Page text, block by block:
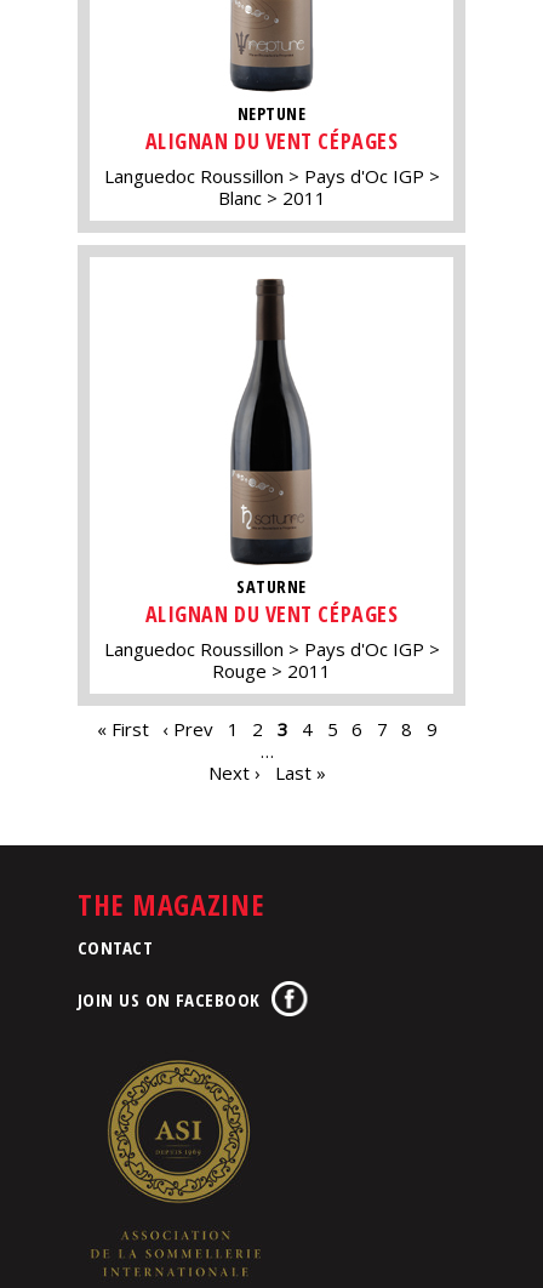
NEPTUNE
ALIGNAN DU VENT CÉPAGES
Languedoc Roussillon
Pays d'Oc IGP
Blanc
2011
SATURNE
ALIGNAN DU VENT CÉPAGES
Languedoc Roussillon
Pays d'Oc IGP
Rouge
2011
PAGES
« First ‹ Prev 1 2 3 4 5 6 7 8
9
…
Next ›
Last »
THE MAGAZINE
CONTACT
JOIN US ON FACEBOOK